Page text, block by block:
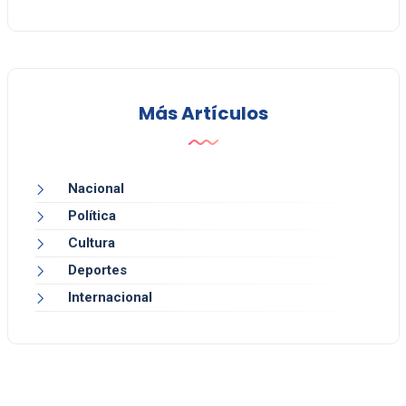
Más Artículos
Nacional
Política
Cultura
Deportes
Internacional